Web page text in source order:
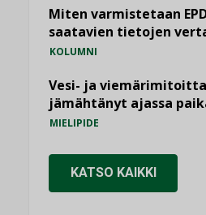
Miten varmistetaan
saatavien tietojen
KOLUMNI
Vesi- ja
jämähtänyt ajassa
MIELIPIDE
KATSO KAIKKI